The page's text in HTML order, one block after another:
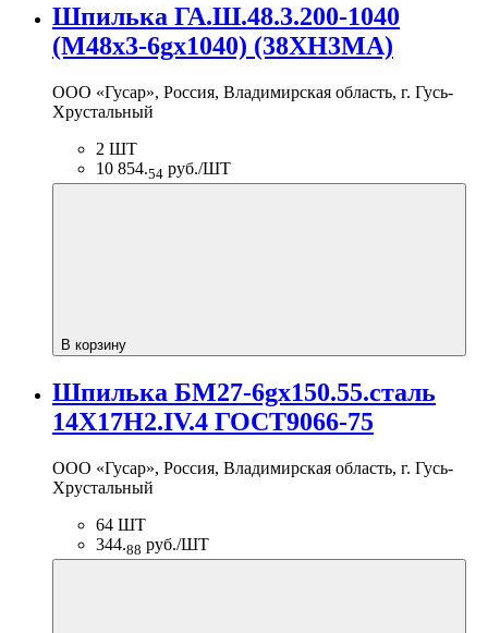
Шпилька ГА.Ш.48.3.200-1040
(М48х3-6gх1040) (38ХН3МА)
ООО «Гусар», Россия, Владимирская область, г. Гусь-
Хрустальный
2 ШТ
10 854.54 руб./ШТ
В корзину
Шпилька БМ27-6gх150.55.сталь
14Х17Н2.IV.4 ГОСТ9066-75
ООО «Гусар», Россия, Владимирская область, г. Гусь-
Хрустальный
64 ШТ
344.88 руб./ШТ